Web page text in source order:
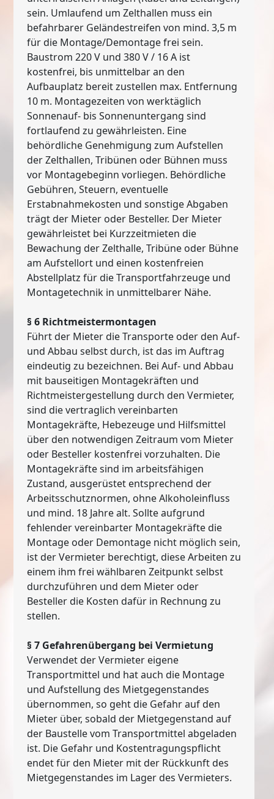
sein. Umlaufend um Zelthallen muss ein
befahrbarer Geländestreifen von mind. 3,5 m
für die Montage/Demontage frei sein.
Baustrom 220 V und 380 V / 16 A ist
kostenfrei, bis unmittelbar an den
Aufbauplatz bereit zustellen max. Entfernung
10 m. Montagezeiten von werktäglich
Sonnenauf- bis Sonnenuntergang sind
fortlaufend zu gewährleisten. Eine
behördliche Genehmigung zum Aufstellen
der Zelthallen, Tribünen oder Bühnen muss
vor Montagebeginn vorliegen. Behördliche
Gebühren, Steuern, eventuelle
Erstabnahmekosten und sonstige Abgaben
trägt der Mieter oder Besteller. Der Mieter
gewährleistet bei Kurzzeitmieten die
Bewachung der Zelthalle, Tribüne oder Bühne
am Aufstellort und einen kostenfreien
Abstellplatz für die Transportfahrzeuge und
Montagetechnik in unmittelbarer Nähe.
§ 6 Richtmeistermontagen
Führt der Mieter die Transporte oder den Auf-
und Abbau selbst durch, ist das im Auftrag
eindeutig zu bezeichnen. Bei Auf- und Abbau
mit bauseitigen Montagekräften und
Richtmeistergestellung durch den Vermieter,
sind die vertraglich vereinbarten
Montagekräfte, Hebezeuge und Hilfsmittel
über den notwendigen Zeitraum vom Mieter
oder Besteller kostenfrei vorzuhalten. Die
Montagekräfte sind im arbeitsfähigen
Zustand, ausgerüstet entsprechend der
Arbeitsschutznormen, ohne Alkoholeinfluss
und mind. 18 Jahre alt. Sollte aufgrund
fehlender vereinbarter Montagekräfte die
Montage oder Demontage nicht möglich sein,
ist der Vermieter berechtigt, diese Arbeiten zu
einem ihm frei wählbaren Zeitpunkt selbst
durchzuführen und dem Mieter oder
Besteller die Kosten dafür in Rechnung zu
stellen.
§ 7 Gefahrenübergang bei Vermietung
Verwendet der Vermieter eigene
Transportmittel und hat auch die Montage
und Aufstellung des Mietgegenstandes
übernommen, so geht die Gefahr auf den
Mieter über, sobald der Mietgegenstand auf
der Baustelle vom Transportmittel abgeladen
ist. Die Gefahr und Kostentragungspflicht
endet für den Mieter mit der Rückkunft des
Mietgegenstandes im Lager des Vermieters.